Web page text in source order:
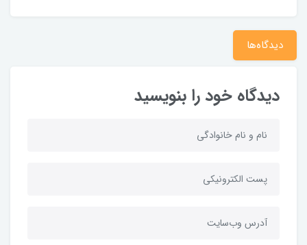
دیدگاه‌ها
دیدگاه خود را بنویسید